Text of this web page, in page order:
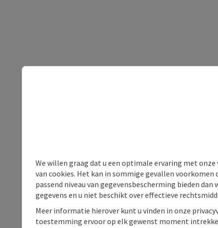
We willen graag dat u een optimale ervaring met
van cookies. Het kan in sommige gevallen voorkomen
passend niveau van gegevensbescherming bieden
gegevens en u niet beschikt over effectieve
Meer informatie hierover kunt u vinden in onze
toestemming ervoor op elk gewenst moment